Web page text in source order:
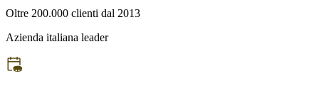
Oltre 200.000 clienti dal 2013
Azienda italiana leader